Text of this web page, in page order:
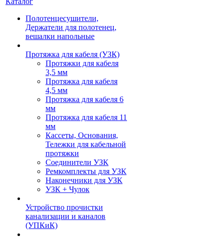
Полотенцесушители,
Держатели для полотенец,
вешалки напольные
Протяжка для кабеля (УЗК)
Протяжки для кабеля
3,5 мм
Протяжка для кабеля
4,5 мм
Протяжка для кабеля 6
мм
Протяжка для кабеля 11
мм
Кассеты, Основания,
Тележки для кабельной
протяжки
Соединители УЗК
Ремкомплекты для УЗК
Наконечники для УЗК
УЗК + Чулок
Устройство прочистки
канализации и каналов
(УПКиК)